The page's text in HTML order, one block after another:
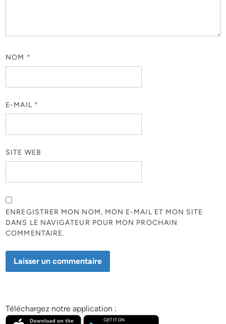
NOM *
E-MAIL *
SITE WEB
ENREGISTRER MON NOM, MON E-MAIL ET MON SITE
DANS LE NAVIGATEUR POUR MON PROCHAIN
COMMENTAIRE.
Téléchargez notre application :